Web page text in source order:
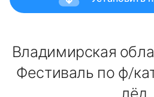
Владимирская
Фестиваль по ф/